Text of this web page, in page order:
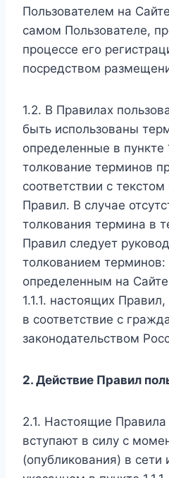
Пользователем на
самом Пользователе,
процессе его
посредством
1.2. В Правилах
быть использованы
определенные в пункте
толкование терминов
соответствии с
Правил. В случае
толкования термина в
Правил следует
толкованием
определенным на
1.1.1. настоящих
в соответствие с
законодательством
2. Действие Правил
2.1. Настоящие
вступают в силу с
(опубликования) в сети